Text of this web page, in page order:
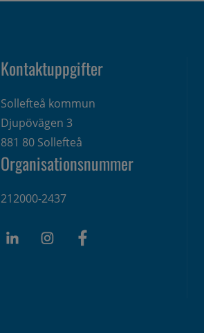
Kontaktuppgifter
Sollefteå kommun
Djupövägen 3
881 80 Sollefteå
Organisationsnummer
212000-2437